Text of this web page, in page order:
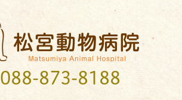
088-873-8188